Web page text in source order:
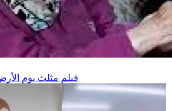
فيلم مثلث يوم